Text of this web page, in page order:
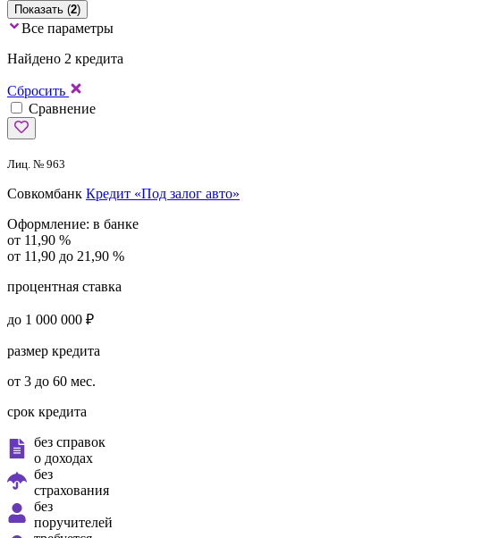
Показать (2)
Все параметры
Найдено 2 кредита
Сбросить
Сравнение
Лиц. № 963
Совкомбанк Кредит «Под залог авто»
Оформление: в банке
от 11,90 %
от 11,90 до 21,90 %
процентная ставка
до 1 000 000 ₽
размер кредита
от 3 до 60 мес.
срок кредита
без справок
о доходах
без
страхования
без
поручителей